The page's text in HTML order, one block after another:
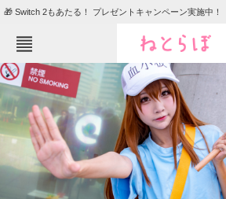
🎁 Switch 2もあたる！ プレゼントキャンペーン実施中！
ねとらぼメニュー
TOP ニュース
エンタメ クイズ
グルメ 地域
教育・育児